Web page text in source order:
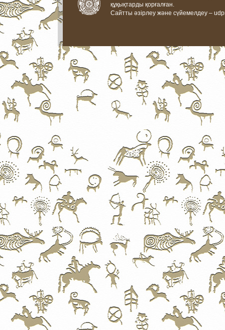
құқықтарды қорғалған.
Сайтты әзірлеу және сүйемелдеу –